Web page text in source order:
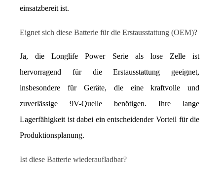
einsatzbereit ist.
Eignet sich diese Batterie für die Erstausstattung (OEM)?
Ja, die Longlife Power Serie als lose Zelle ist
hervorragend für die Erstausstattung geeignet,
insbesondere für Geräte, die eine kraftvolle und
zuverlässige 9V-Quelle benötigen. Ihre lange
Lagerfähigkeit ist dabei ein entscheidender Vorteil für die
Produktionsplanung.
Ist diese Batterie wiederaufladbar?